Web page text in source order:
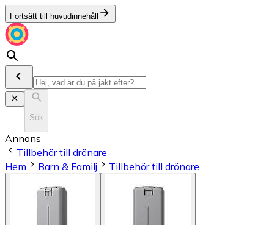
Fortsätt till huvudinnehåll
Sök
Annons
Tillbehör till drönare
Hem
Barn & Familj Tillbehör till drönare